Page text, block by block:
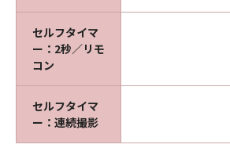
セルフタイマ
ー：2秒／リモ
コン
セルフタイマ
ー：連続撮影